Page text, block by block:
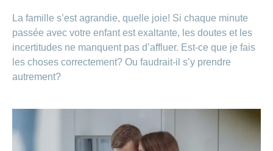
La famille s’est agrandie, quelle joie! Si chaque minute
passée avec votre enfant est exaltante, les doutes et les
incertitudes ne manquent pas d’affluer. Est-ce que je fais
les choses correctement? Ou faudrait-il s’y prendre
autrement?